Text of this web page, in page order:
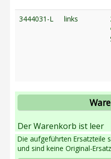
Grubber
3444031-L links
Der Warenkorb ist leer
Die aufgeführten Ersatzteile
und sind keine Original-